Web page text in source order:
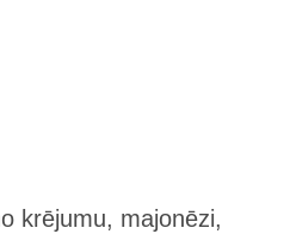
krējumu, majonēzi,